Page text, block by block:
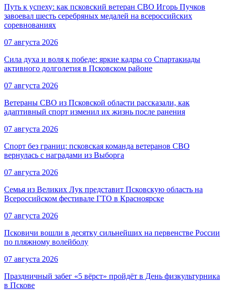
Путь к успеху: как псковский ветеран СВО Игорь Пучков
завоевал шесть серебряных медалей на всероссийских
соревнованиях
07 августа 2026
Сила духа и воля к победе: яркие кадры со Спартакиады
активного долголетия в Псковском районе
07 августа 2026
Ветераны СВО из Псковской области рассказали, как
адаптивный спорт изменил их жизнь после ранения
07 августа 2026
Спорт без границ: псковская команда ветеранов СВО
вернулась с наградами из Выборга
07 августа 2026
Семья из Великих Лук представит Псковскую область на
Всероссийском фестивале ГТО в Красноярске
07 августа 2026
Псковичи вошли в десятку сильнейших на первенстве России
по пляжному волейболу
07 августа 2026
Праздничный забег «5 вёрст» пройдёт в День физкультурника
в Пскове